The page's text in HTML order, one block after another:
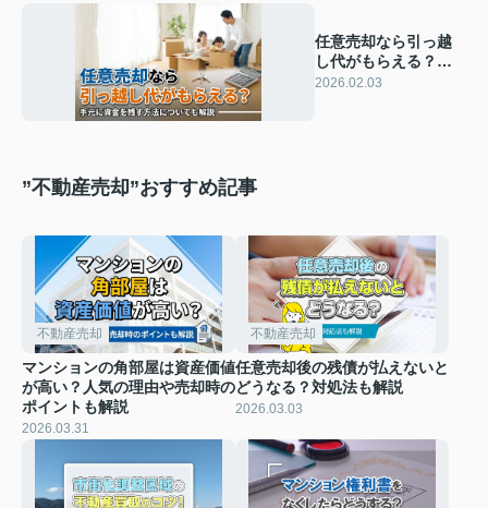
任意売却なら引っ越
し代がもらえる？手
元に資金を残す方法
2026.02.03
”不動産売却”おすすめ記事
不動産売却
マンションの角部屋は資産価値
が高い？人気の理由や売却時の
ポイントも解説
2026.03.31
不動産売却
任意売却後の残債が払えないと
どうなる？対処法も解説
2026.03.03